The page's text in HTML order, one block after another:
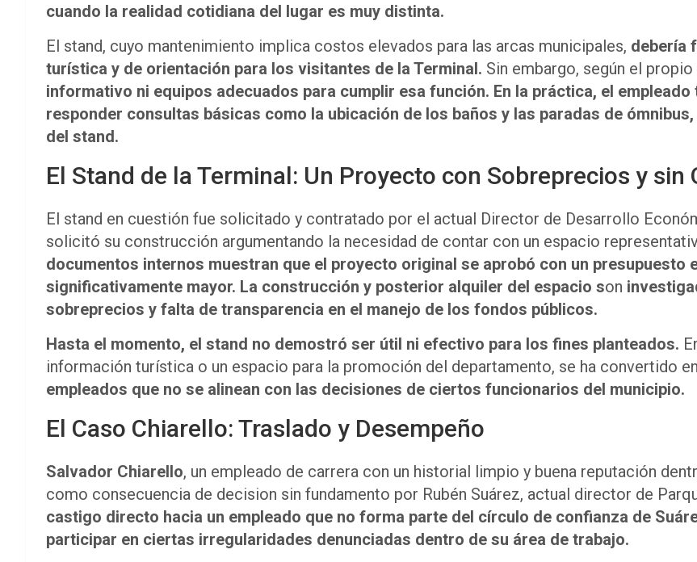
cuando la realidad cotidiana del lugar es muy distinta.
El stand, cuyo mantenimiento implica costos elevados para las arcas municipales, debería
turística y de orientación para los visitantes de la Terminal. Sin embargo, según el propio
informativo ni equipos adecuados para cumplir esa función. En la práctica, el
responder consultas básicas como la ubicación de los baños y las paradas de
del stand.
El Stand de la Terminal: Un Proyecto con Sobreprecios y sin
El stand en cuestión fue solicitado y contratado por el actual Director de Desarrollo
solicitó su construcción argumentando la necesidad de contar con un espacio
documentos internos muestran que el proyecto original se aprobó con un presupuesto
significativamente mayor. La construcción y posterior alquiler del espacio son
sobreprecios y falta de transparencia en el manejo de los fondos públicos.
Hasta el momento, el stand no demostró ser útil ni efectivo para los fines planteados.
información turística o un espacio para la promoción del departamento, se ha convertido
empleados que no se alinean con las decisiones de ciertos funcionarios del municipio.
El Caso Chiarello: Traslado y Desempeño
Salvador Chiarello, un empleado de carrera con un historial limpio y buena reputación
como consecuencia de decision sin fundamento por Rubén Suárez, actual director de
castigo directo hacia un empleado que no forma parte del círculo de confianza de
participar en ciertas irregularidades denunciadas dentro de su área de trabajo.